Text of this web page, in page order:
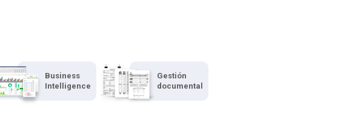
Business
Intelligence
Gestión
documental